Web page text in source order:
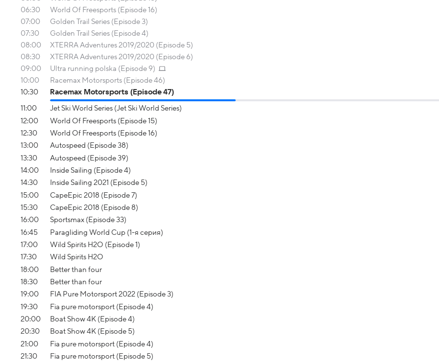
06:30
World Of Freesports (Episode 16)
07:00
Golden Trail Series (Episode 3)
07:30
Golden Trail Series (Episode 4)
08:00
XTERRA Adventures 2019/2020 (Episode 5)
08:30
XTERRA Adventures 2019/2020 (Episode 6)
09:00
Ultra running polska (Episode 9)
10:00
Racemax Motorsports (Episode 46)
10:30
Racemax Motorsports (Episode 47)
11:00
Jet Ski World Series (Jet Ski World Series)
12:00
World Of Freesports (Episode 15)
12:30
World Of Freesports (Episode 16)
13:00
Autospeed (Episode 38)
13:30
Autospeed (Episode 39)
14:00
Inside Sailing (Episode 4)
14:30
Inside Sailing 2021 (Episode 5)
15:00
CapeEpic 2018 (Episode 7)
15:30
CapeEpic 2018 (Episode 8)
16:00
Sportsmax (Episode 33)
16:45
Paragliding World Cup (1-я серия)
17:00
Wild Spirits H2O (Episode 1)
17:30
Wild Spirits H2O
18:00
Better than four
18:30
Better than four
19:00
FIA Pure Motorsport 2022 (Episode 3)
19:30
Fia pure motorsport (Episode 4)
20:00
Boat Show 4K (Episode 4)
20:30
Boat Show 4K (Episode 5)
21:00
Fia pure motorsport (Episode 4)
21:30
Fia pure motorsport (Episode 5)